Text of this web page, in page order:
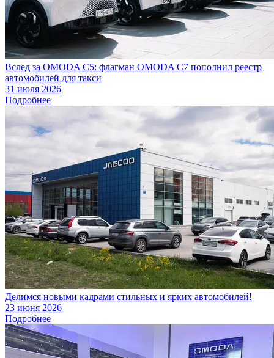
Вслед за OMODA C5: флагман OMODA C7 пополнил реестр
автомобилей для такси
31 июля 2026
Подробнее
Делимся новыми кадрами стильных и ярких автомобилей!
23 июня 2026
Подробнее